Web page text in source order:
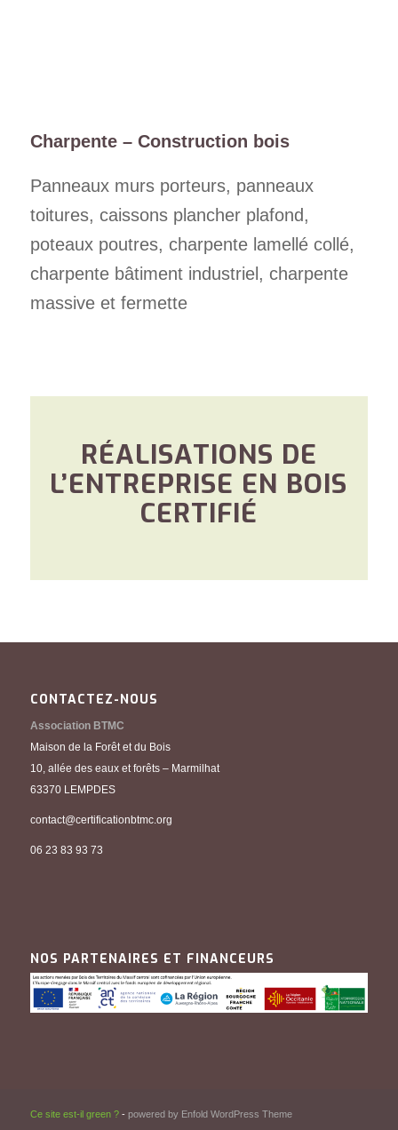
Charpente – Construction bois
Panneaux murs porteurs, panneaux
toitures, caissons plancher plafond,
poteaux poutres, charpente lamellé collé,
charpente bâtiment industriel, charpente
massive et fermette
RÉALISATIONS DE
L’ENTREPRISE EN BOIS
CERTIFIÉ
CONTACTEZ-NOUS
Association BTMC
Maison de la Forêt et du Bois
10, allée des eaux et forêts – Marmilhat
63370 LEMPDES
contact@certificationbtmc.org
06 23 83 93 73
NOS PARTENAIRES ET FINANCEURS
Ce site est-il green ?- powered by Enfold WordPress Theme